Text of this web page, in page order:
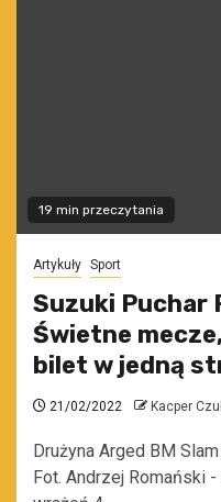
19 min przeczytania
Artykuły Sport
Suzuki Puchar
Świetne
bilet w jedną
21/02/2022 Kacper
Drużyna Arged BM
Fot. Andrzej Romański